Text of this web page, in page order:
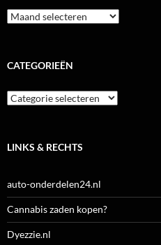
Archieven
CATEGORIEËN
Categorieën
LINKS & RECHTS
auto-onderdelen24.nl
Cannabis zaden kopen?
Dyezzie.nl